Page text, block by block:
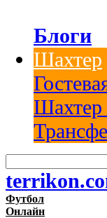
Блоги
Шахтер
Футбол
Онлайн